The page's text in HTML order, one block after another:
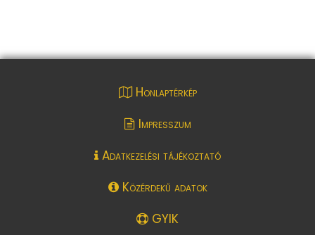
Honlaptérkép
Impresszum
Adatkezelési tájékoztató
Közérdekű adatok
GYIK